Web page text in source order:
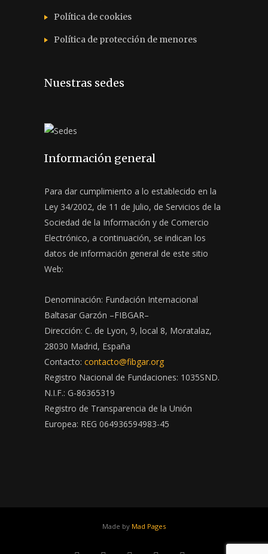
Política de cookies
Política de protección de menores
Nuestras sedes
Información general
Para dar cumplimiento a lo establecido en la
Ley 34/2002, de 11 de Julio, de Servicios de la
Sociedad de la Información y de Comercio
Electrónico, a continuación, se indican los
datos de información general de este sitio
Web:
Denominación: Fundación Internacional
Baltasar Garzón –FIBGAR–
Dirección: C. de Lyon, 9, local 8, Moratalaz,
28030 Madrid, España
Contacto: contacto@fibgar.org
Registro Nacional de Fundaciones: 1035SND.
N.I.F.: G-86365319
Registro de Transparencia de la Unión
Europea: REG 064936594983-45
Made by Mad Pages